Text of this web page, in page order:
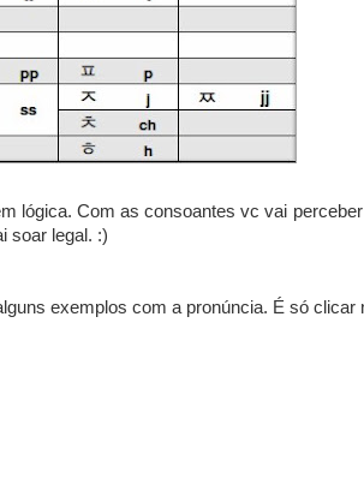
lógica. Com as consoantes vc vai
soar legal. :)
exemplos com a pronúncia. É só clicar